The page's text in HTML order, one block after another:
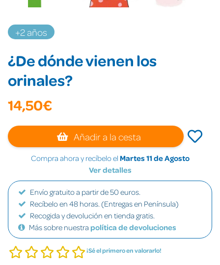
+2 años
¿De dónde vienen los
orinales?
14,50€
Añadir a la cesta
Compra ahora y recíbelo el Martes 11 de Agosto
Ver detalles
Envío gratuito a partir de 50 euros.
Recíbelo en 48 horas. (Entregas en Península)
Recogida y devolución en tienda gratis.
Más sobre nuestra política de devoluciones
¡Sé el primero en valorarlo!